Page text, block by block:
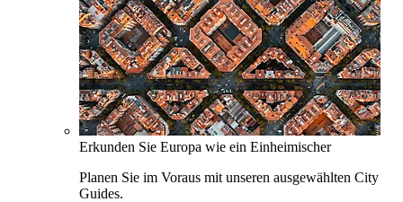
Erkunden Sie Europa wie ein Einheimischer
Planen Sie im Voraus mit unseren ausgewählten City
Guides.